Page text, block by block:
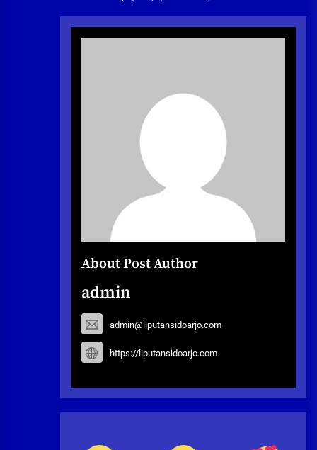
About Post Author
admin
admin@liputansidoarjo.com
https://liputansidoarjo.com